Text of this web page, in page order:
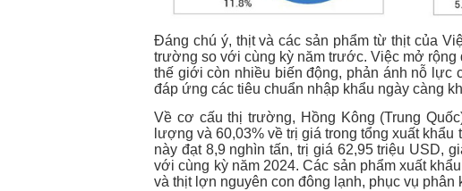
Đáng chú ý, thịt và các sản phẩm từ thịt của
trường so với cùng kỳ năm trước. Việc mở
thế giới còn nhiều biến động, phản ánh nỗ lực
đáp ứng các tiêu chuẩn nhập khẩu ngày càng
Về cơ cấu thị trường, Hồng Kông (Trung
lượng và 60,03% về trị giá trong tổng xuất
này đạt 8,9 nghìn tấn, trị giá 62,95 triệu USD,
với cùng kỳ năm 2024. Các sản phẩm xuất
và thịt lợn nguyên con đông lạnh, phục vụ phân